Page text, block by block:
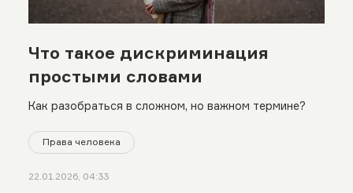
Что такое дискриминация
простыми словами
Как разобраться в сложном, но важном термине?
Права человека
22.01.2026, 04:33